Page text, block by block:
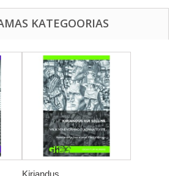
KATEGOORIAS
Kirjandus...